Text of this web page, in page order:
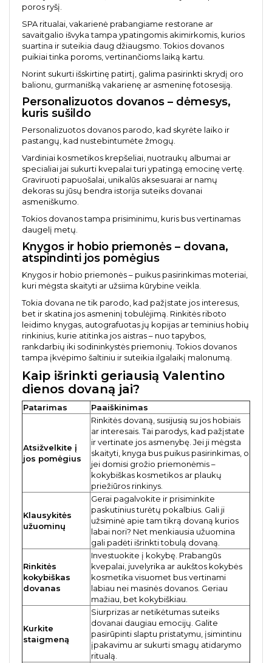
poros ryšį.
SPA ritualai, vakarienė prabangiame restorane ar
savaitgalio išvyka tampa ypatingomis akimirkomis, kurios
suartina ir suteikia daug džiaugsmo. Tokios dovanos
puikiai tinka poroms, vertinančioms laiką kartu.
Norint sukurti išskirtinę patirtį, galima pasirinkti skrydį oro
balionu, gurmanišką vakarienę ar asmeninę fotosesiją.
Personalizuotos dovanos – dėmesys,
kuris sušildo
Personalizuotos dovanos parodo, kad skyrėte laiko ir
pastangų, kad nustebintumėte žmogų.
Vardiniai kosmetikos krepšeliai, nuotraukų albumai ar
specialiai jai sukurti kvepalai turi ypatingą emocinę vertę.
Graviruoti papuošalai, unikalūs aksesuarai ar namų
dekoras su jūsų bendra istorija suteiks dovanai
asmeniškumo.
Tokios dovanos tampa prisiminimu, kuris bus vertinamas
daugelį metų.
Knygos ir hobio priemonės – dovana,
atspindinti jos pomėgius
Knygos ir hobio priemonės – puikus pasirinkimas moteriai,
kuri mėgsta skaityti ar užsiima kūrybine veikla.
Tokia dovana ne tik parodo, kad pažįstate jos interesus,
bet ir skatina jos asmeninį tobulėjimą. Rinkitės riboto
leidimo knygas, autografuotas jų kopijas ar teminius hobių
rinkinius, kurie atitinka jos aistras – nuo tapybos,
rankdarbių iki sodininkystės priemonių. Tokios dovanos
tampa įkvėpimo šaltiniu ir suteikia ilgalaikį malonumą.
Kaip išrinkti geriausią Valentino
dienos dovaną jai?
Patarimas Paaiškinimas
Atsižvelkite į
jos pomėgius
Rinkitės dovaną, susijusią su jos hobiais
ar interesais. Tai parodys, kad pažįstate
ir vertinate jos asmenybę. Jei ji mėgsta
skaityti, knyga bus puikus pasirinkimas, o
jei domisi grožio priemonėmis –
kokybiškas kosmetikos ar plaukų
priežiūros rinkinys.
Klausykitės
užuominų
Gerai pagalvokite ir prisiminkite
paskutinius turėtų pokalbius. Gali ji
užsiminė apie tam tikrą dovaną kurios
labai nori? Net menkiausia užuomina
gali padėti išrinkti tobulą dovaną.
Rinkitės
kokybiškas
dovanas
Investuokite į kokybę. Prabangūs
kvepalai, juvelyrika ar aukštos kokybės
kosmetika visuomet bus vertinami
labiau nei masinės dovanos. Geriau
mažiau, bet kokybiškiau.
Kurkite
staigmeną
Siurprizas ar netikėtumas suteiks
dovanai daugiau emocijų. Galite
pasirūpinti slaptu pristatymu, įsimintinu
įpakavimu ar sukurti smagų atidarymo
ritualą.